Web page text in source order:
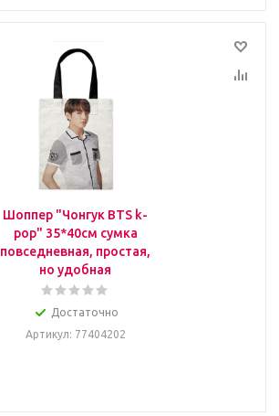
Шоппер "Чонгук BTS k-
pop" 35*40см сумка
повседневная, простая,
но удобная
Достаточно
Артикул: 77404202